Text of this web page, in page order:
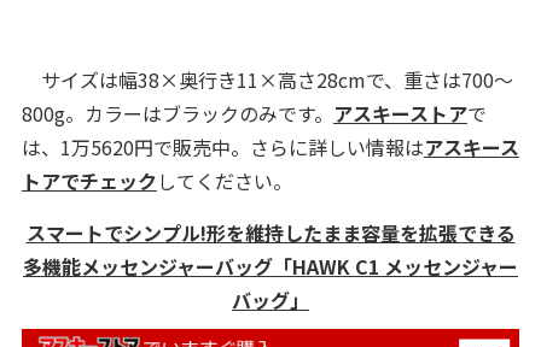
サイズは幅38×奥行き11×高さ28cmで、重さは700～
800g。カラーはブラックのみです。 アスキーストアで
は、1万5620円で販売中。さらに詳しい情報はアスキース
トアでチェックしてください。
スマートでシンプル!形を維持したまま容量を拡張できる
多機能メッセンジャーバッグ「HAWK C1 メッセンジャー
バッグ」